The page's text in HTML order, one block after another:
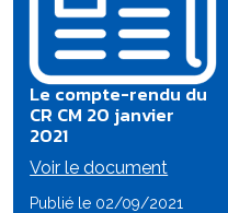
Le compte-rendu du
CR CM 20 janvier
2021
Voir le document
Publié le 02/09/2021